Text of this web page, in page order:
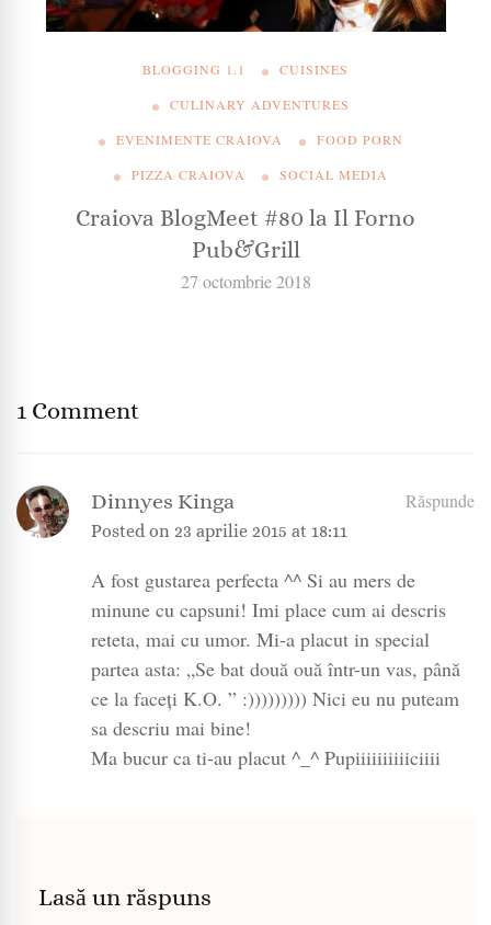
BLOGGING 1.1
CUISINES
CULINARY ADVENTURES
EVENIMENTE CRAIOVA
FOOD PORN
PIZZA CRAIOVA
SOCIAL MEDIA
Craiova BlogMeet #80 la Il Forno
Pub&Grill
27 octombrie 2018
1 Comment
Dinnyes Kinga
Posted on 23 aprilie 2015 at 18:11
Răspunde
A fost gustarea perfecta ^^ Si au mers de
minune cu capsuni! Imi place cum ai descris
reteta, mai cu umor. Mi-a placut in special
partea asta: „Se bat două ouă într-un vas, până
ce la faceți K.O. ” :))))))))) Nici eu nu puteam
sa descriu mai bine!
Ma bucur ca ti-au placut ^_^ Pupiiiiiiiiiiciiii
Lasă un răspuns